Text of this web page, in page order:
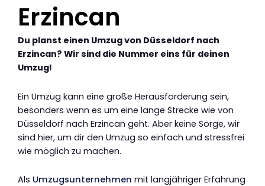
Erzincan
Du planst einen Umzug von Düsseldorf nach
Erzincan? Wir sind die Nummer eins für deinen
Umzug!
Ein Umzug kann eine große Herausforderung sein,
besonders wenn es um eine lange Strecke wie von
Düsseldorf nach Erzincan geht. Aber keine Sorge, wir
sind hier, um dir den Umzug so einfach und stressfrei
wie möglich zu machen.
Als Umzugsunternehmen mit langjähriger Erfahrung